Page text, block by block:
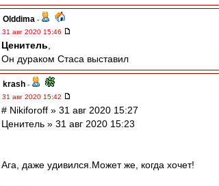
Olddima -
31 авг 2020 15:46
Ценитель
Он дураком Стаса выставил
krash -
31 авг 2020 15:42
# Nikiforoff » 31 авг 2020 15:27
Ценитель » 31 авг 2020 15:23
Ага, даже удивился.Может же, когда хочет!